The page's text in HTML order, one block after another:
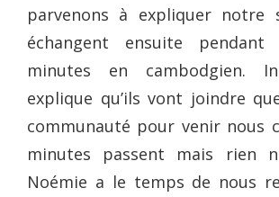
parvenons à expliquer notre
échangent ensuite pendant
minutes en cambodgien.
explique qu’ils vont joindre
communauté pour venir nous
minutes passent mais rien
Noémie a le temps de nous